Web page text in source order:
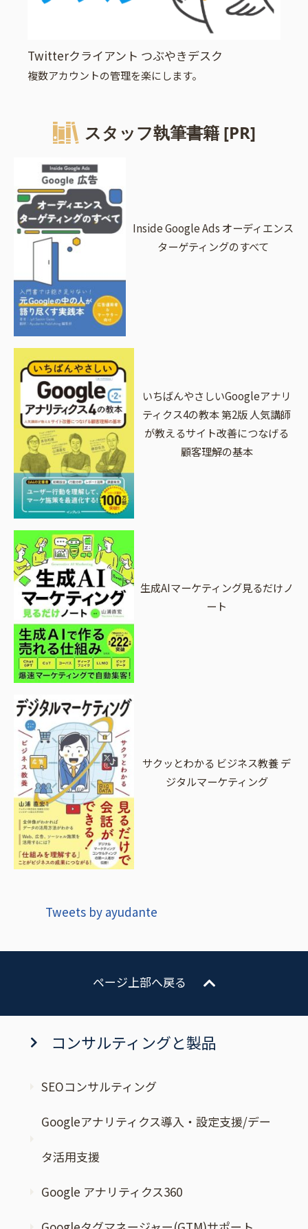
Twitterクライアント つぶやきデスク
複数アカウントの管理を楽にします。
スタッフ執筆書籍 [PR]
Inside Google Ads オーディエンス
ターゲティングのすべて
いちばんやさしいGoogleアナリ
ティクス4の教本 第2版 人気講師
が教えるサイト改善につなげる
顧客理解の基本
生成AIマーケティング見るだけノ
ート
サクッとわかる ビジネス教養 デ
ジタルマーケティング
Tweets by ayudante
ページ上部へ戻る
コンサルティングと製品
SEOコンサルティング
Googleアナリティクス導入・設定支援/デー
タ活用支援
Google アナリティクス360